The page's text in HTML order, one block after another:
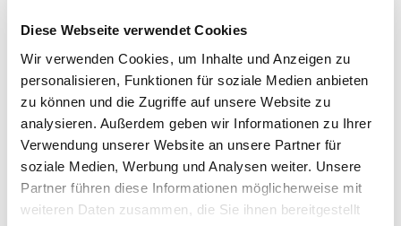
Diese Webseite verwendet Cookies
Wir verwenden Cookies, um Inhalte und Anzeigen zu
personalisieren, Funktionen für soziale Medien anbieten
zu können und die Zugriffe auf unsere Website zu
analysieren. Außerdem geben wir Informationen zu Ihrer
Verwendung unserer Website an unsere Partner für
soziale Medien, Werbung und Analysen weiter. Unsere
Partner führen diese Informationen möglicherweise mit
weiteren Daten zusammen, die Sie ihnen bereitgestellt
Mit derChiemgauKarte pro angefangener
Urlaubswoche inklusive:
1x3 Stunden Klettern
Einlass nur nach Verfügbarkeit. Kein Anspruch